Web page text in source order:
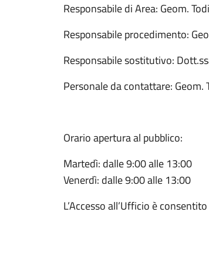
Responsabile di Area: Geom.
Responsabile procedimento:
Responsabile sostitutivo:
Personale da contattare: Geom.
Orario apertura al pubblico:
Martedì: dalle 9:00 alle 13:00
Venerdì: dalle 9:00 alle 13:00
L’Accesso all’Ufficio è